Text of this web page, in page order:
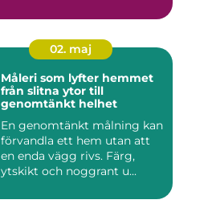
02. maj
Måleri som lyfter hemmet
från slitna ytor till
genomtänkt helhet
En genomtänkt målning kan
förvandla ett hem utan att
en enda vägg rivs. Färg,
ytskikt och noggrant u...